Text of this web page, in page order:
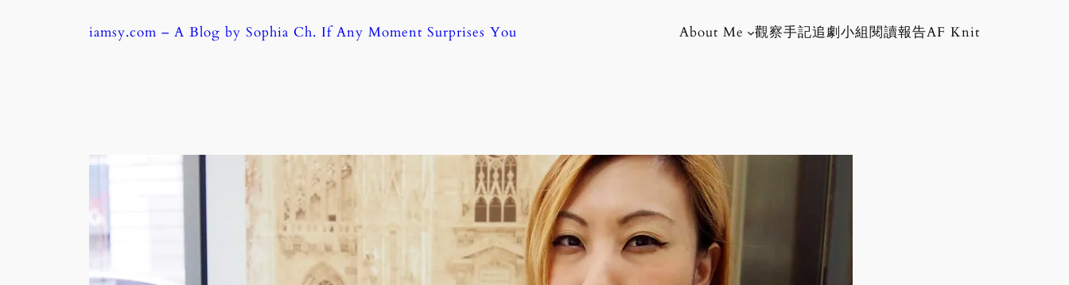
iamsy.com – A Blog by Sophia Ch. If Any Moment Surprises You About Me 觀察手記追劇小組閱讀報告AF Knit